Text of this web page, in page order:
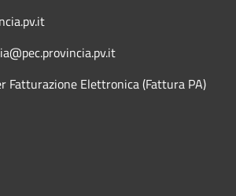
Fatturazione Elettronica (Fattura PA)